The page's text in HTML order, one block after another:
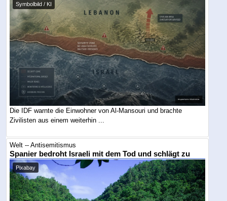
Symbolbild / KI
Die IDF warnte die Einwohner von Al-Mansouri und brachte
Zivilisten aus einem weiterhin ...
Welt -- Antisemitismus
Spanier bedroht Israeli mit dem Tod und schlägt zu
Pixabay